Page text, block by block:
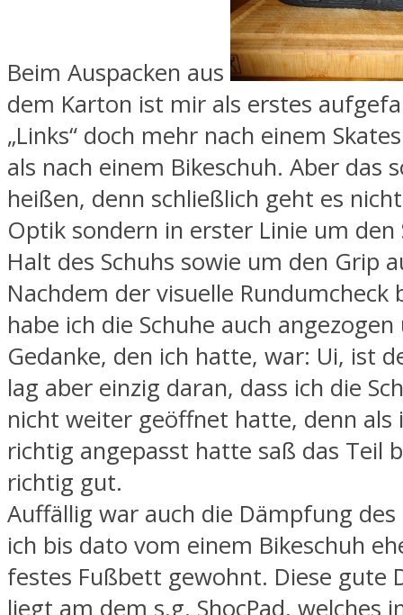
Beim Auspacken aus
dem Karton ist mir als erstes
„Links“ doch mehr nach einem
als nach einem Bikeschuh. Aber das
heißen, denn schließlich geht es
Optik sondern in erster Linie um den
Halt des Schuhs sowie um den Grip
Nachdem der visuelle Rundumcheck
habe ich die Schuhe auch
Gedanke, den ich hatte, war: Ui, ist
lag aber einzig daran, dass ich die
nicht weiter geöffnet hatte, denn als
richtig angepasst hatte saß das Teil
richtig gut.
Auffällig war auch die Dämpfung des
ich bis dato vom einem Bikeschuh
festes Fußbett gewohnt. Diese gute
liegt am dem s.g. ShocPad, welches